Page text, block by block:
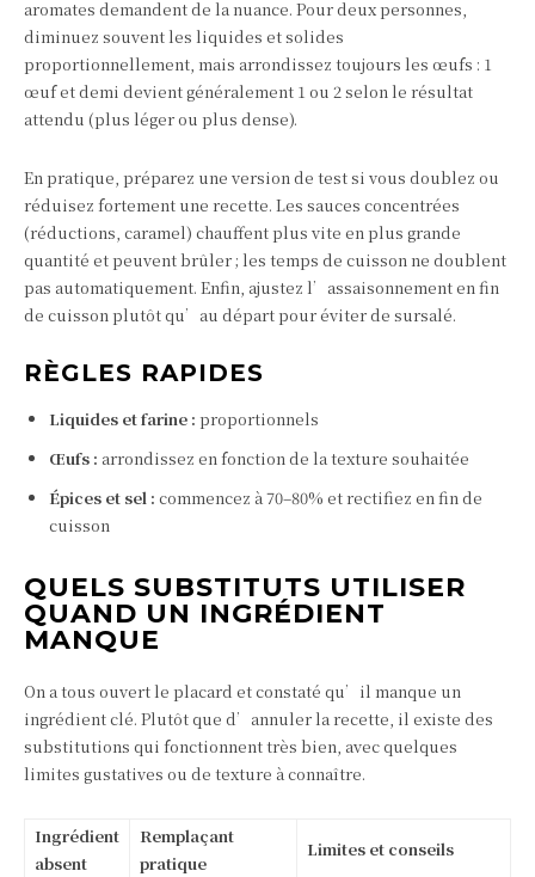
aromates demandent de la nuance. Pour deux personnes,
diminuez souvent les liquides et solides
proportionnellement, mais arrondissez toujours les œufs : 1
œuf et demi devient généralement 1 ou 2 selon le résultat
attendu (plus léger ou plus dense).
En pratique, préparez une version de test si vous doublez ou
réduisez fortement une recette. Les sauces concentrées
(réductions, caramel) chauffent plus vite en plus grande
quantité et peuvent brûler ; les temps de cuisson ne doublent
pas automatiquement. Enfin, ajustez l’assaisonnement en fin
de cuisson plutôt qu’au départ pour éviter de sursalé.
RÈGLES RAPIDES
Liquides et farine : proportionnels
Œufs : arrondissez en fonction de la texture souhaitée
Épices et sel : commencez à 70–80% et rectifiez en fin de
cuisson
QUELS SUBSTITUTS UTILISER
QUAND UN INGRÉDIENT
MANQUE
On a tous ouvert le placard et constaté qu’il manque un
ingrédient clé. Plutôt que d’annuler la recette, il existe des
substitutions qui fonctionnent très bien, avec quelques
limites gustatives ou de texture à connaître.
Ingrédient
absent
Remplaçant
pratique
Limites et conseils